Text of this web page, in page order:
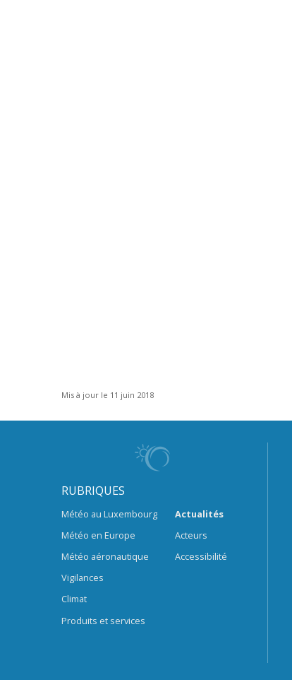
Mis à jour le 11 juin 2018
RUBRIQUES
Météo au Luxembourg
Météo en Europe
Météo aéronautique
Vigilances
Climat
Produits et services
Actualités
Acteurs
Accessibilité